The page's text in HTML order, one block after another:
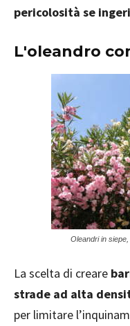
pericolosità se
L'oleandro
Oleandri in
La scelta di creare
strade ad alta
per limitare